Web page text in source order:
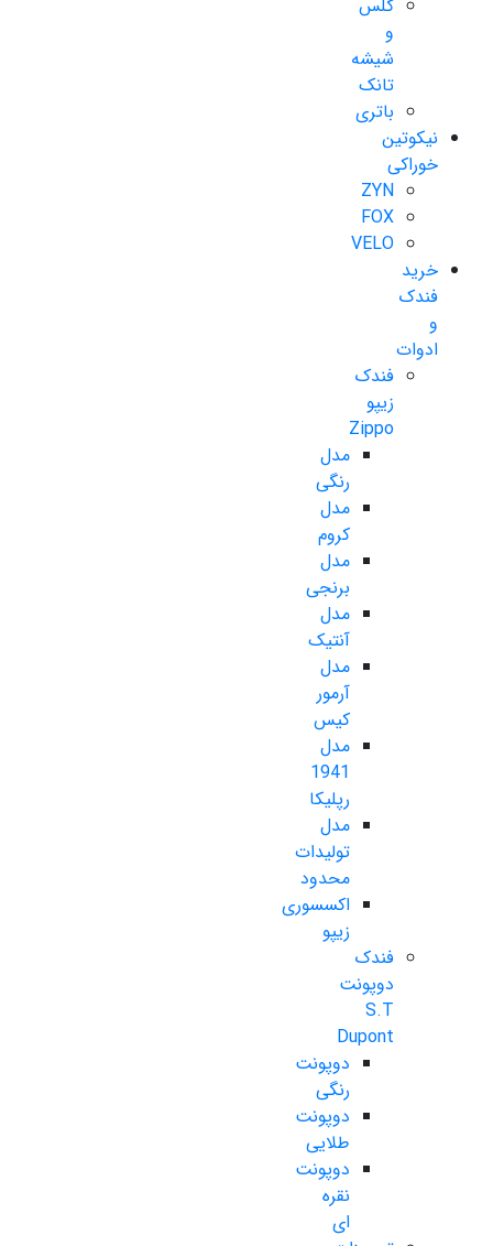
گلس
و
شیشه
تانک
باتری
نیکوتین
خوراکی
ZYN
FOX
VELO
خرید
فندک
و
ادوات
فندک
زیپو
Zippo
مدل
رنگی
مدل
کروم
مدل
برنجی
مدل
آنتیک
مدل
آرمور
کیس
مدل
1941
رپلیکا
مدل
تولیدات
محدود
اکسسوری
زیپو
فندک
دوپونت
S.T
Dupont
دوپونت
رنگی
دوپونت
طلایی
دوپونت
نقره
ای